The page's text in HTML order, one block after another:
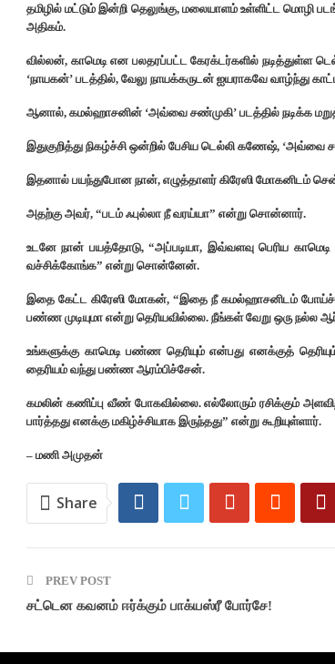
தமிழில் மட்டும் இன்றி தெலுங்கு, மலையாளம் உள்ளிட்ட மொழி
அதிகம்.
வில்லன், காமெடி என பலதரப்பட்ட கேரக்டர்களில் நடித்துள்ள
‘நாயகன்’ படத்தில், வேலு நாயக்கருடன் ஐயராகவே வாழ்ந்து
ஆனால், கமல்ஹாசனின் ‘அவ்வை சண்முகி’ படத்தில் நடிக்க
இதுகுறித்து நிகழ்ச்சி ஒன்றில் பேசிய டெல்லி கணேஷ், ‘அவ்வை
இதனால் பயந்துபோன நான், எழுத்தாளர் கிரேஸி மோகனிடம்
அதற்கு அவர், “படம் ஃபுல்லா நீ வரய்யா” என்று சொன்னார்.
உடனே நான் பயத்தோடு, “அப்படியா, இவ்வளவு பெரிய
வச்சிக்கோங்க” என்று சொன்னேன்.
இதை கேட்ட கிரேஸி மோகன், “இதை நீ கமல்ஹாசனிடம்
பண்ண முடியுமா என்று தெரியவில்லை. நீங்கள் வேறு ஒரு
உங்களுக்கு காமெடி பண்ண தெரியும் என்பது எனக்குத்
தைரியம் வந்து பண்ண ஆரம்பிச்சேன்.
கமலின் கணிப்பு வீண் போகவில்லை. எல்லோரும் ரசிக்கும்
பார்த்தது எனக்கு மகிழ்ச்சியாக இருந்தது” என்று கூறியுள்ளார்.
– மணி அமுதன்
Share
PREV POST
சட்டென கவனம் ஈர்க்கும் பாக்யஸ்ரீ போர்சே!